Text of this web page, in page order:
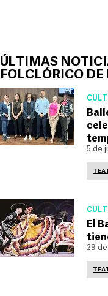
ÚLTIMAS
FOLCLÓRICO DE
5 de
El
29